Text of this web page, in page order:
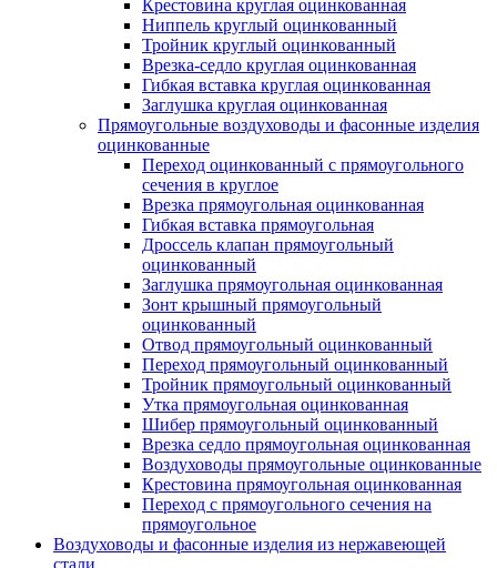
Крестовина круглая оцинкованная
Ниппель круглый оцинкованный
Тройник круглый оцинкованный
Врезка-седло круглая оцинкованная
Гибкая вставка круглая оцинкованная
Заглушка круглая оцинкованная
Прямоугольные воздуховоды и фасонные изделия
оцинкованные
Переход оцинкованный с прямоугольного
сечения в круглое
Врезка прямоугольная оцинкованная
Гибкая вставка прямоугольная
Дроссель клапан прямоугольный
оцинкованный
Заглушка прямоугольная оцинкованная
Зонт крышный прямоугольный
оцинкованный
Отвод прямоугольный оцинкованный
Переход прямоугольный оцинкованный
Тройник прямоугольный оцинкованный
Утка прямоугольная оцинкованная
Шибер прямоугольный оцинкованный
Врезка седло прямоугольная оцинкованная
Воздуховоды прямоугольные оцинкованные
Крестовина прямоугольная оцинкованная
Переход с прямоугольного сечения на
прямоугольное
Воздуховоды и фасонные изделия из нержавеющей
стали